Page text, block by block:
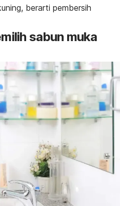
berarti pembersih
sabun muka